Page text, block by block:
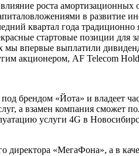
роста
в развитие
квартал года
стартовые позиции для
мы впервые выплатили
акционером, AF Telecom
брендом «Йота» и владеет
а взамен компания сможет
услуги 4G в
директора «МегаФона», а в